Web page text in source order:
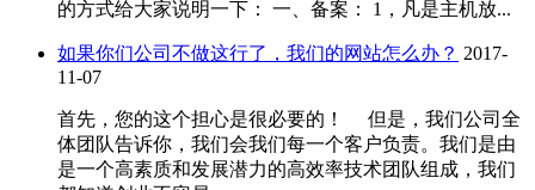
的方式给大家说明一下： 一、备案： 1，凡是主机放...
如果你们公司不做这行了，我们的网站怎么办？ 2017-
11-07
首先，您的这个担心是很必要的！ 但是，我们公司全
体团队告诉你，我们会我们每一个客户负责。我们是由
是一个高素质和发展潜力的高效率技术团队组成，我们